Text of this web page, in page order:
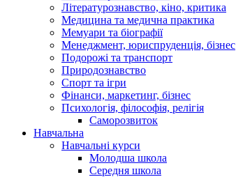
Літературознавство, кіно, критика
Медицина та медична практика
Мемуари та біографії
Менеджмент, юриспруденція, бізнес
Подорожі та транспорт
Природознавство
Спорт та ігри
Фінанси, маркетинг, бізнес
Психологія, філософія, релігія
Саморозвиток
Навчальна
Навчальні курси
Молодша школа
Середня школа